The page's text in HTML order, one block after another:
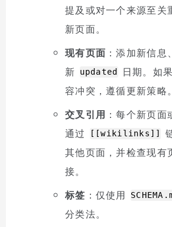
提及或对一个来源至关
新页面。
现有页面 ：添加新信
新
updated
日期。如
容冲突，遵循更新策略。
交叉引用 ：每个新页
通过
[[wikilinks]]
其他页面，并检查现有
接。
标签 ：仅使用
分类法。